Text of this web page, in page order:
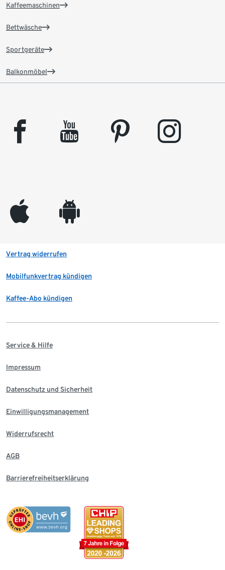
Kaffeemaschinen
Bettwäsche
Sportgeräte
Balkonmöbel
facebook youtube pinterest instagram
appleinc android
Vertrag widerrufen
Mobilfunkvertrag kündigen
Kaffee-Abo kündigen
Service & Hilfe
Impressum
Datenschutz und Sicherheit
Einwilligungsmanagement
Widerrufsrecht
AGB
Barrierefreiheitserklärung